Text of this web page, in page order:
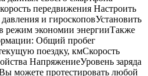
передвижения Настроить
и гироскоповУстановить
режим экономии энергииТакже
Общий пробег
поездку, кмСкорость
НапряжениеУровень заряда
можете протестировать любой